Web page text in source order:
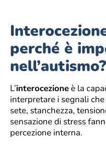
perché è
nell’autismo?
L’interocezioneè la
interpretare i segnali
sete, stanchezza,
sensazione di stress
percezione interna.